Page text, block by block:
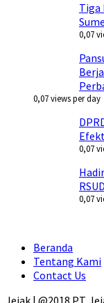
Tiga
0,07
0,07 views per day
0,07
0,07
Beranda
Tentang Kami
Contact Us